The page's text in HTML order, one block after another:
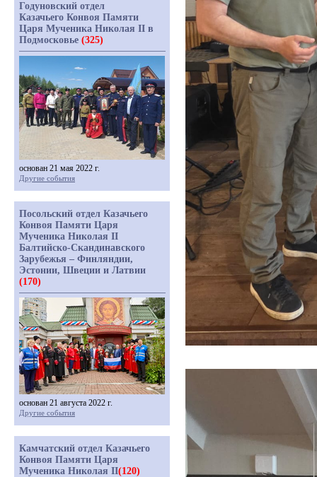
Годуновский отдел
Казачьего Конвоя Памяти
Царя Мученика Николая II в
Подмосковье (325)
основан 21 мая 2022 г.
Другие события
Посольский отдел Казачьего
Конвоя Памяти Царя
Мученика Николая II
Балтийско-Скандинавского
Зарубежья – Финляндии,
Эстонии, Швеции и Латвии
(170)
основан 21 августа 2022 г.
Другие события
Камчатский отдел Казачьего
Конвоя Памяти Царя
Мученика Николая II(120)